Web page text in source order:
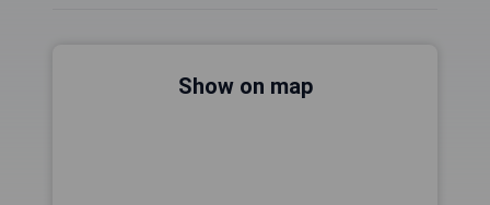
Show on map